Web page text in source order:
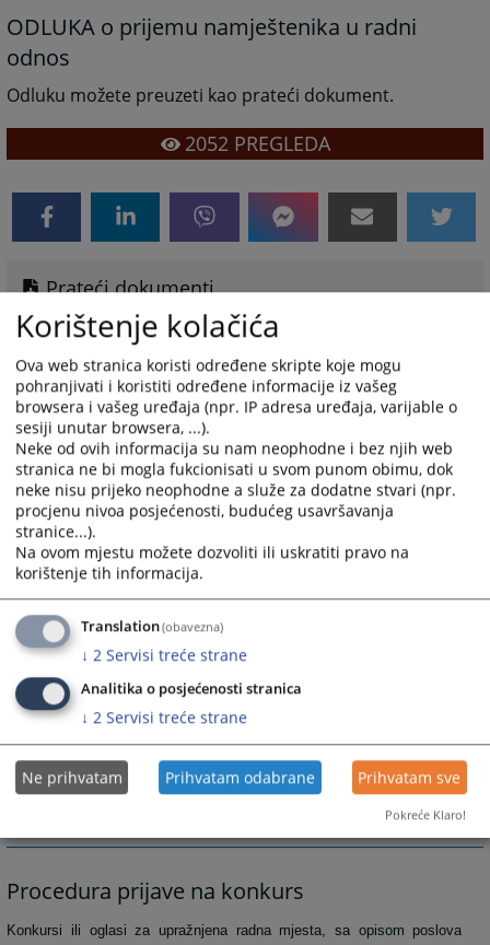
ODLUKA o prijemu namještenika u radni
odnos
Odluku možete preuzeti kao prateći dokument.
2052PREGLEDA
Prateći dokumenti
odluka o prijemu namještenika u radni odnos 16.10.
ODLUKA o prijemu namještenika u radni
odnos - sudski zapisničar (daktilograf)
Odluku možete preuzeti kao prateći dokument.
2479
Prateći dokumenti
odluka o prijemu namještenika u radni odnos 23.06.
Procedura prijave na konkurs
Konkursi ili oglasi za upražnjena radna mjesta, sa opisom poslova
Korištenje kolačića
Ova web stranica koristi određene skripte koje mogu
pohranjivati i koristiti određene informacije iz vašeg
browsera i vašeg uređaja (npr. IP adresa uređaja, varijable o
sesiji unutar browsera, ...).
Neke od ovih informacija su nam neophodne i bez njih web
stranica ne bi mogla fukcionisati u svom punom obimu, dok
neke nisu prijeko neophodne a služe za dodatne stvari (npr.
procjenu nivoa posjećenosti, budućeg usavršavanja
stranice...).
Na ovom mjestu možete dozvoliti ili uskratiti pravo na
korištenje tih informacija.
Translation(obavezna)
↓ 2 Servisi treće strane
Analitika o posjećenosti stranica
↓ 2 Servisi treće strane
Ne prihvatam Prihvatam odabrane Prihvatam sve
Pokreće Klaro!